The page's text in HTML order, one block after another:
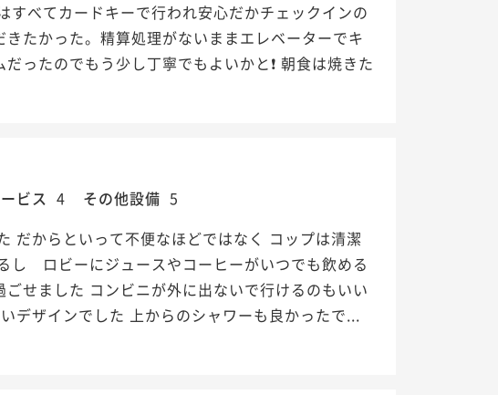
べてカードキーで行われ安心だかチェックインの
たかった。精算処理がないままエレベーターでキ
ったのでもう少し丁寧でもよいかと❗️ 朝食は焼きた
ビス 4 その他設備 5
だからといって不便なほどではなく コップは清潔
し ロビーにジュースやコーヒーがいつでも飲める
せました コンビニが外に出ないで行けるのもいい
デザインでした 上からのシャワーも良かったで...